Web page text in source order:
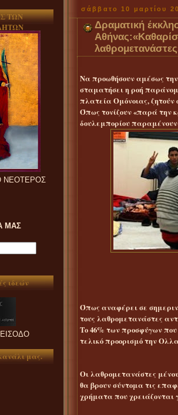
ΤΩΝ
ΝΕΟΤΕΡΟΣ
ΜΑΣ
ιδεών
ΕΙΣΟΔΟ
μας.
σάββατο 10 μαρτίου
Δραματική
Να προωθήσουν αμέσως
σταματήσει η ροή
πλατεία Ομόνοιας, ζητούν
Όπως τονίζουν «παρά την
δουλεμπορίου
Όπως αναφέρει σε
τους λαθρομετανάστες
Το 46% των προσφύγων που
τελικό προορισμό την
Οι λαθρομετανάστες
θα βρουν σύντομα τις
χρήματα που